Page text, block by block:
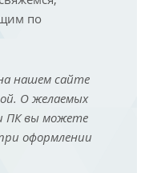
по
нашем сайте
О желаемых
ПК вы можете
оформлении